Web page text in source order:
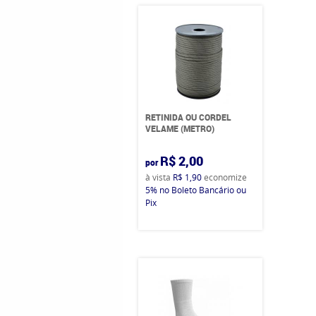
RETINIDA OU CORDEL
VELAME (METRO)
por R$ 2,00
à vista R$ 1,90economize
5% no Boleto Bancário ou
Pix